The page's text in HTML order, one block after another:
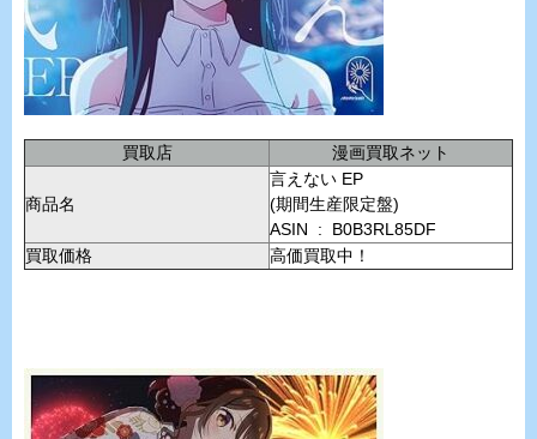
買取店 漫画買取ネット
商品名
言えない EP
(期間生産限定盤)
ASIN ‏ : ‎ B0B3RL85DF
買取価格
高価買取中！